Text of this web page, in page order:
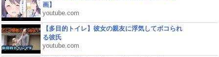
画】
youtube.com
【多目的トイレ】彼女の親友に浮気してボコられ
る彼氏
youtube.com